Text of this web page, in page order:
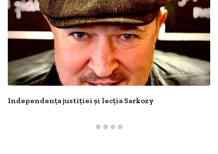
Independența justiției și lecția Sarkozy